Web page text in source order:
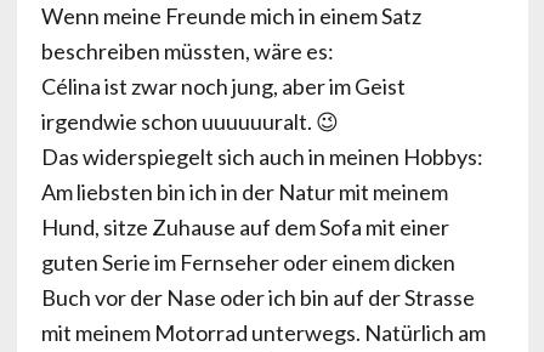
Wenn meine Freunde mich in einem Satz
beschreiben müssten, wäre es:
Célina ist zwar noch jung, aber im Geist
irgendwie schon uuuuuuralt. 😉
Das widerspiegelt sich auch in meinen Hobbys:
Am liebsten bin ich in der Natur mit meinem
Hund, sitze Zuhause auf dem Sofa mit einer
guten Serie im Fernseher oder einem dicken
Buch vor der Nase oder ich bin auf der Strasse
mit meinem Motorrad unterwegs. Natürlich am